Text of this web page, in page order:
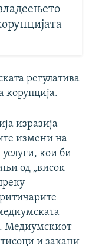
регулатива
корупција.
изразија
измени на
кои би
од „висок
Медиумскиот
и закани